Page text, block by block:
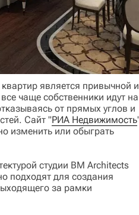
является привычной и
чаще собственники идут на
от прямых углов и
Сайт "РИА Недвижимость
изменить или обыграть
студии BM Architects
подходят для создания
за рамки